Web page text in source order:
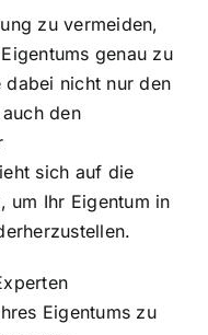
zu vermeiden,
genau zu
dabei nicht nur den
den
sich auf die
um Ihr Eigentum in
Eigentums zu